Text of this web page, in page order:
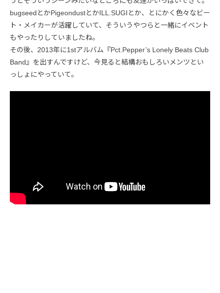
bugseedとかPigeondustとかILL.SUGIとか、とにかく色々なビー
ト・メイカーが活躍していて、そういうやつらと一緒にイベント
もやったりしていましたね。
その後、2013年に1stアルバム『Pct.Pepper’s Lonely Beats Club
Band』を出すんですけど、今見ると結構おもしろいメンツとい
っしょにやっていて。